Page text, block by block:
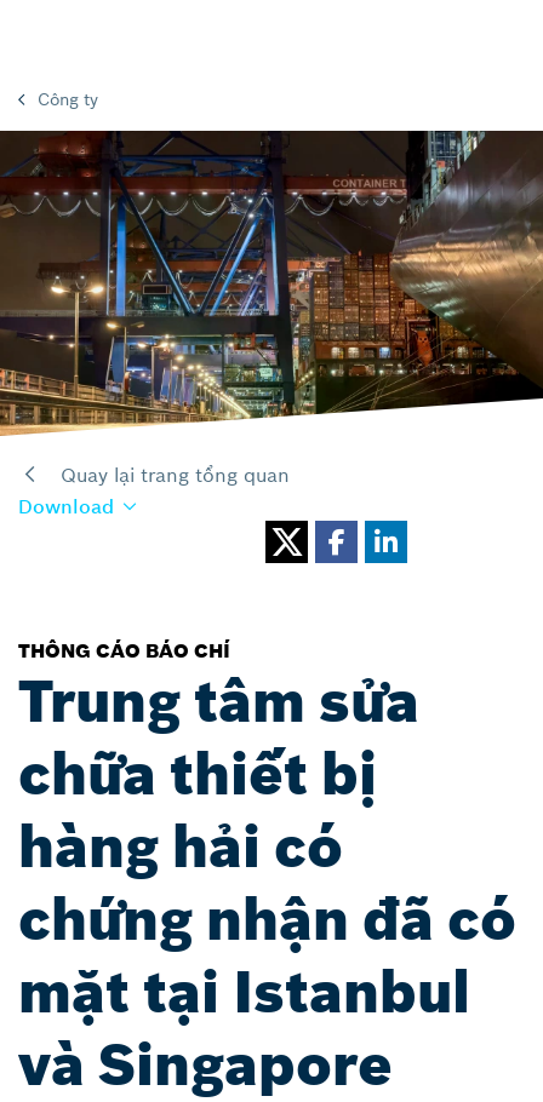
Công ty
Quay lại trang tổng quan
Download
THÔNG CÁO BÁO CHÍ
Trung tâm sửa
chữa thiết bị
hàng hải có
chứng nhận đã có
mặt tại Istanbul
và Singapore